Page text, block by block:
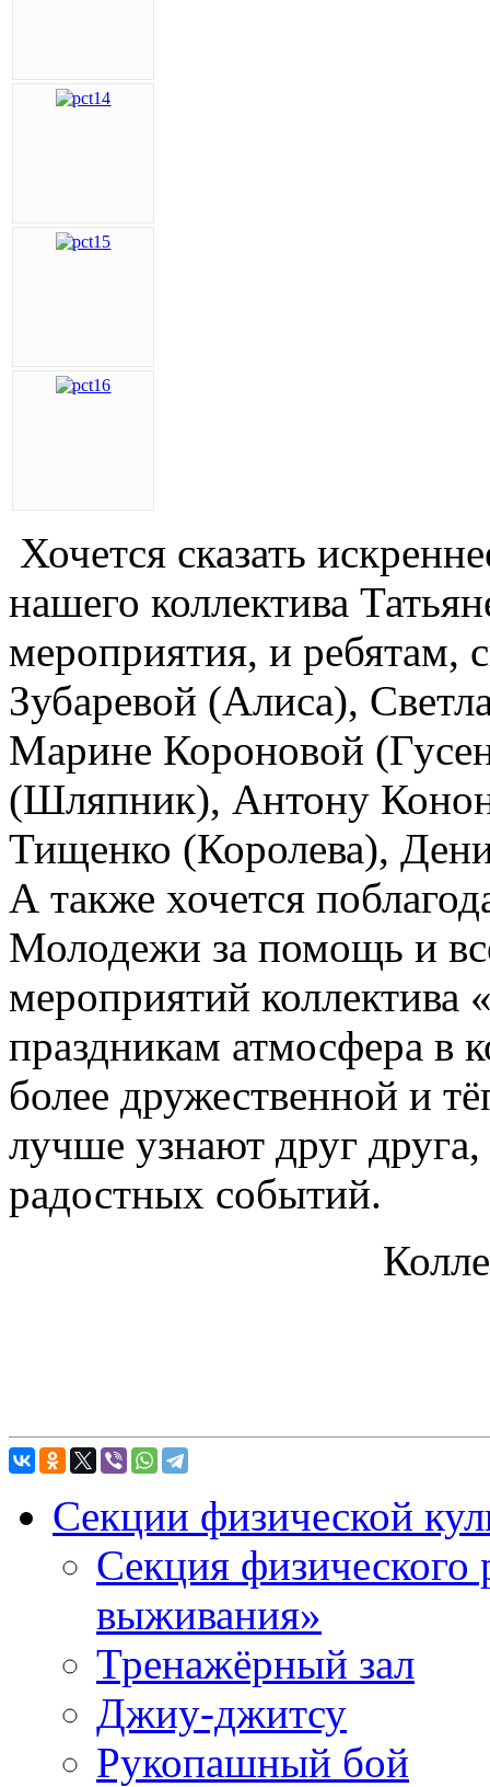
Хочется сказать
нашего коллектива
мероприятия, и ребятам,
Зубаревой (Алиса),
Марине Короновой
(Шляпник), Антону
Тищенко (Королева),
А также хочется
Молодежи за помощь и
мероприятий коллектива
праздникам атмосфера в
более дружественной и
лучше узнают друг
радостных событий.
Секции физической
Секция физического
выживания»
Тренажёрный зал
Джиу-джитсу
Рукопашный бой